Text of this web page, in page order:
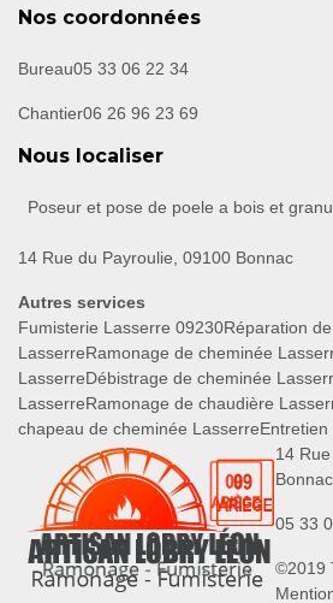
Nos coordonnées
Bureau05 33 06 22 34
Chantier06 26 96 23 69
Nous localiser
Poseur et pose de poele a bois et
14 Rue du Payroulie, 09100 Bonnac
Autres services
Fumisterie Lasserre 09230Réparation
LasserreRamonage de cheminée
LasserreDébistrage de cheminée
LasserreRamonage de chaudière
chapeau de cheminée Lasserre
14
Bonnac
05 33
©2019